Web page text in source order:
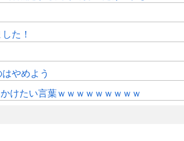
た！
やめよう
けたい言葉ｗｗｗｗｗｗｗｗｗ